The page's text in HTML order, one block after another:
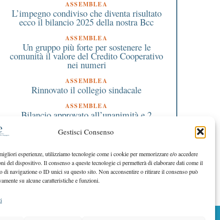
Gestisci Consenso
esperienze, utilizziamo tecnologie come i cookie per memorizzare e/o accedere
del dispositivo. Il consenso a queste tecnologie ci permetterà di elaborare dati come il
di navigazione o ID unici su questo sito. Non acconsentire o ritirare il consenso può
su alcune caratteristiche e funzioni.
ASSEMBLEA
L’impegno condiviso che diventa risultato
ecco il bilancio 2025 della nostra Bcc
ASSEMBLEA
Un gruppo più forte per sostenere le
comunità il valore del Credito Cooperativo
nei numeri
ASSEMBLEA
Rinnovato il collegio sindacale
ASSEMBLEA
Bilancio approvato all’unanimità e 2
EDITORIALE PRESIDENTE
Costruire futuro insieme